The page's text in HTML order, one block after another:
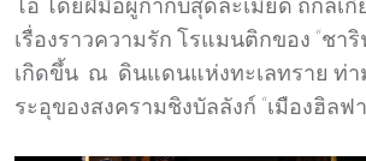
โอ โดยฝีมือผู้กำกับสุดละเมียด ถกลเ
เรื่องราวความรัก โรแมนติกของ “ชาริ
เกิดขึ้น ณ ดินแดนแห่งทะเลทราย ท่า
ระอุของสงครามชิงบัลลังก์ “เมืองฮิลฟา